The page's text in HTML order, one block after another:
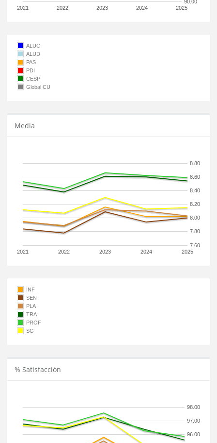
2021 2022 2023 2024 2025
90.00
ALUC
ALUD
PAS
PDI
CESP
Global CU
Media
2021 2022 2023 2024 2025
7.60
7.80
8.00
8.20
8.40
8.60
8.80
INF
SEN
PLA
TRA
PROF
SG
% Satisfacción
96.00
97.00
98.00